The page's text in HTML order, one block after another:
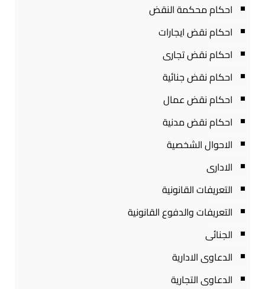
احكام محكمة النقض
احكام نقض ايجارات
احكام نقض تجارى
احكام نقض جنائية
احكام نقض عمال
احكام نقض مدنية
الاحوال الشخصية
الادارى
التعريفات القانونية
التعريفات والدفوع القانونية
الجنائى
الدعاوى الادارية
الدعاوى التجارية